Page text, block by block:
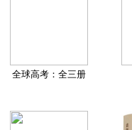
全球高考：全三册